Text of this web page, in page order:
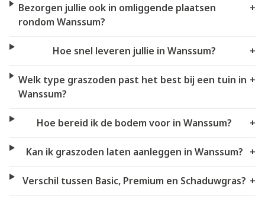
Bezorgen jullie ook in omliggende plaatsen
rondom Wanssum?
+
Hoe snel leveren jullie in Wanssum? +
Welk type graszoden past het best bij een tuin in
Wanssum?
+
Hoe bereid ik de bodem voor in Wanssum? +
Kan ik graszoden laten aanleggen in Wanssum? +
Verschil tussen Basic, Premium en Schaduwgras? +